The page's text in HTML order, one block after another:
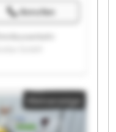
Anrufen
GmbH
GmbH
Kleinanzeige